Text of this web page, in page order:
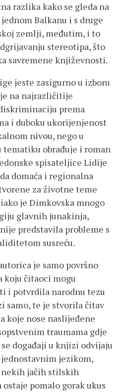
razlika kako se gleda na
Balkanu i s druge
zemlji, međutim, i to
stereotipa, što
savremene književnosti.
jeste zasigurno u izboru
na najrazličitije
prema
i duboku ukorijenjenost
nivou, nego u
obrađuje i roman
spisateljice Lidije
domaća i regionalna
za životne teme
je Dimkovska mnogo
glavnih junakinja,
predstavila probleme s
susreću.
je samo površno
koju čitaoci mogu
i potvrdila narodnu tezu
samo, te je stvorila čitav
koje nose naslijeđene
traumama gdje
se događaji u knjizi odvijaju
jezikom,
nekih jačih stilskih
pomalo gorak ukus